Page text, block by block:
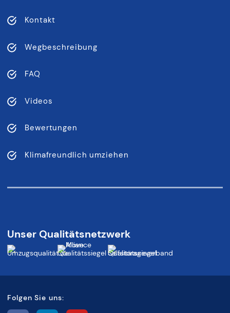
Kontakt
Wegbeschreibung
FAQ
Videos
Bewertungen
Klimafreundlich umziehen
Unser Qualitätsnetzwerk
Folgen Sie uns: